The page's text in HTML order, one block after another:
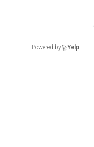
Powered by Yelp